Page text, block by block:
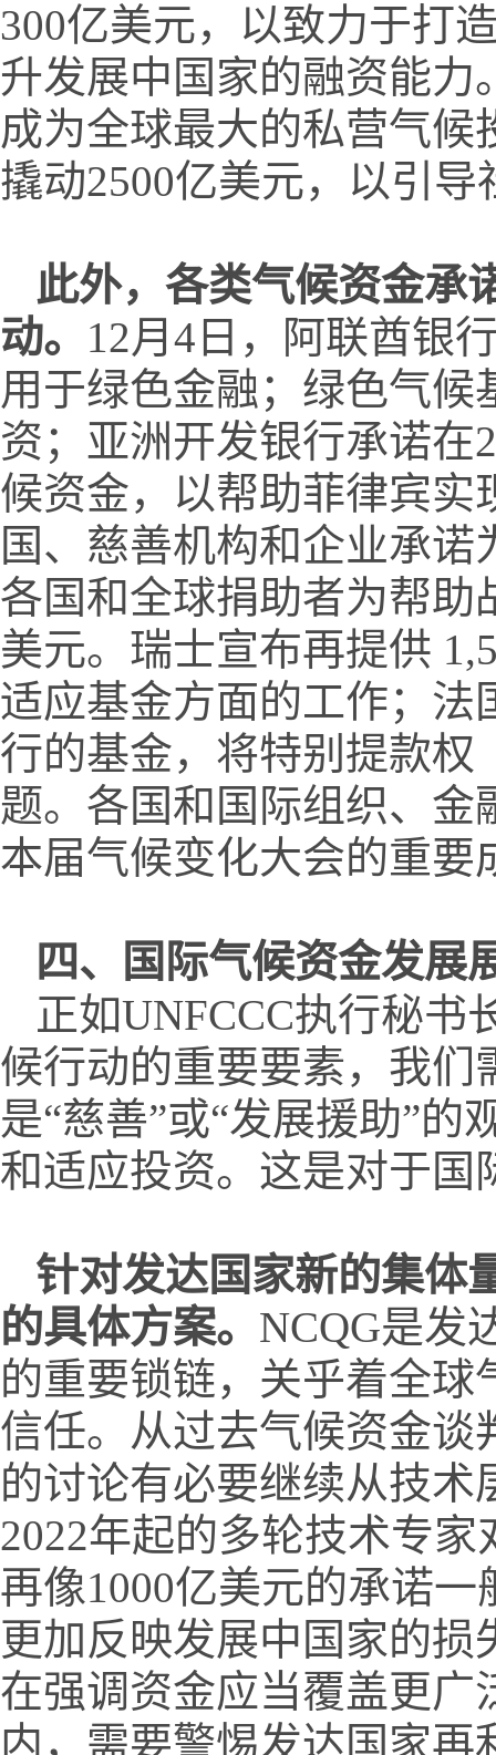
300亿美元，以致力于打
升发展中国家的融资能力
成为全球最大的私营气候
撬动2500亿美元，以引
此外，各类气候资金承
动。 12月4日，阿联酋银
用于绿色金融；绿色气候
资；亚洲开发银行承诺在
候资金，以帮助菲律宾实
国、慈善机构和企业承
各国和全球捐助者为帮助
美元。瑞士宣布再提供
适应基金方面的工作；法
行的基金，将特别提款权
题。各国和国际组织、
本届气候变化大会的重要
四、国际气候资金发展
正如UNFCCC执行秘书
候行动的重要要素，我们
是“慈善”或“发展援助”
和适应投资。这是对于国
针对发达国家新的集体
的具体方案。 NCQG是发
的重要锁链，关乎着全
信任。从过去气候资金谈
的讨论有必要继续从技
2022年起的多轮技术专
再像1000亿美元的承诺
更加反映发展中国家的
在强调资金应当覆盖更广
内，需要警惕发达国家